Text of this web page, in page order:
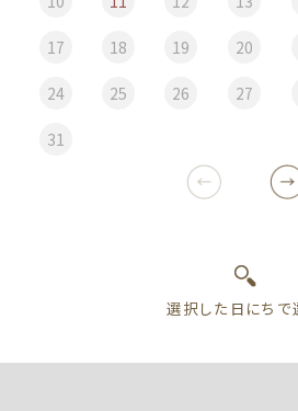
17 18 19 20
24 25 26 27
31